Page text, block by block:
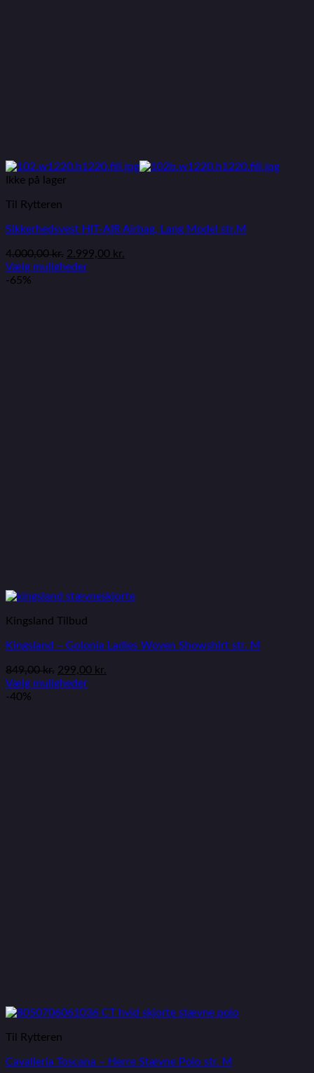
Ikke på lager
Til Rytteren
Sikkerhedsvest HIT-AIR Airbag, Lang Model str.M
4.000,00kr. 2.999,00 kr.
Vælg muligheder
-65%
Kingsland Tilbud
Kingsland – Golonia Ladies Woven Showshirt str. M
849,00kr. 299,00 kr.
Vælg muligheder
-40%
Til Rytteren
Cavalleria Toscana – Herre Stævne Polo str. M